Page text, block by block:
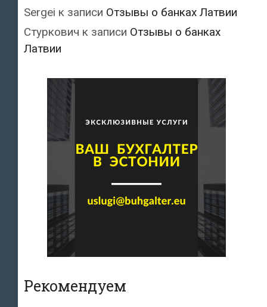
Sergei к записи Отзывы о банках Латвии
Стуркович к записи Отзывы о банках
Латвии
Рекомендуем